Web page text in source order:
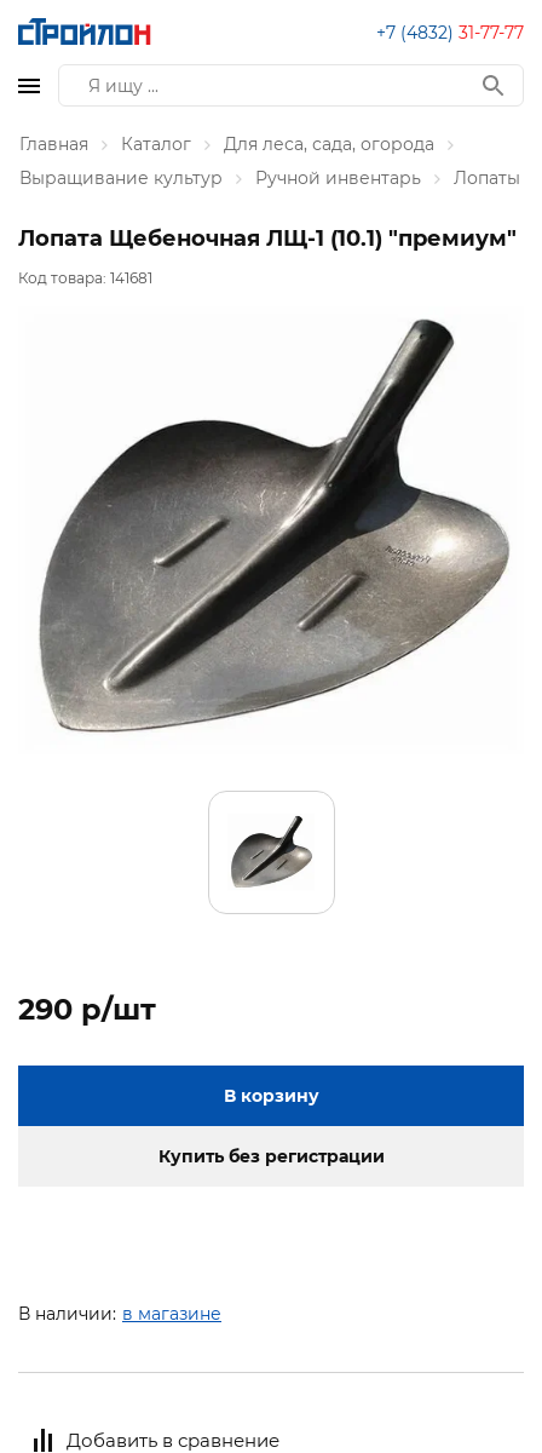
+7 (4832) 31-77-77
Главная Каталог
Для леса, сада, огорода
Выращивание культур
Ручной инвентарь Лопаты
Лопата Щебеночная ЛЩ-1 (10.1) "премиум"
Код товара: 141681
290 p/шт
В корзину
Купить без регистрации
В наличии: в магазине
Добавить в сравнение